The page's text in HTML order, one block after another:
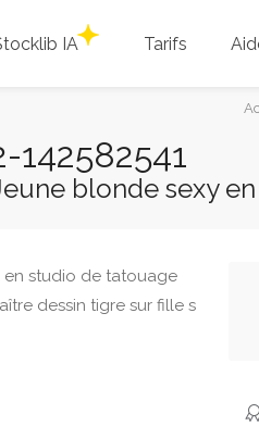
IA Tarifs
Vous
142582541
blonde sexy en